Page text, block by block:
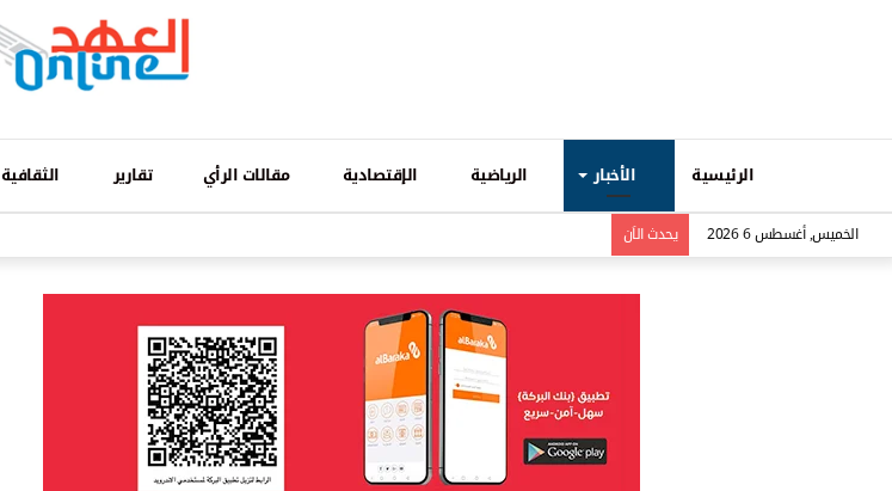
الرئيسية الأخبار الرياضية الإقتصادية مقالات الرأي تقارير الثقافية
الخميس, أغسطس 6 2026 يحدث الاَن